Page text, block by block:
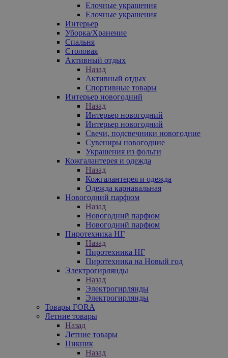
Елочные украшения
Елочные украшения
Интерьер
Уборка/Хранение
Спальня
Столовая
Активный отдых
Назад
Активный отдых
Спортивные товары
Интерьер новогодний
Назад
Интерьер новогодний
Интерьер новогодний
Свечи, подсвечники новогодние
Сувениры новогодние
Украшения из фольги
Кожгалантерея и одежда
Назад
Кожгалантерея и одежда
Одежда карнавальная
Новогодний парфюм
Назад
Новогодний парфюм
Новогодний парфюм
Пиротехника НГ
Назад
Пиротехника НГ
Пиротехника на Новый год
Электрогирлянды
Назад
Электрогирлянды
Электрогирлянды
Товары FORA
Летние товары
Назад
Летние товары
Пикник
Назад